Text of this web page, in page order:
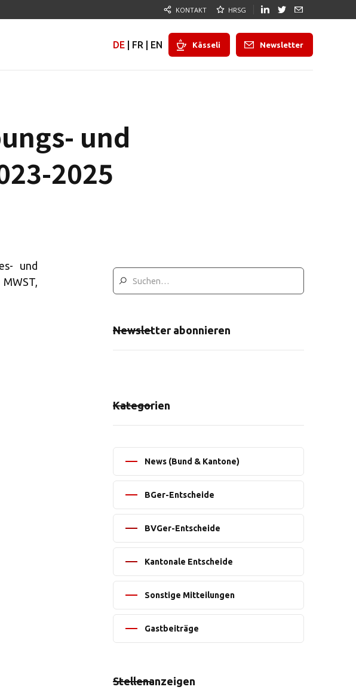
KONTAKT HRSG
DE FR EN Kässeli Newsletter
und
2025
und
Newsletter abonnieren
Kategorien
News (Bund & Kantone)
BGer-Entscheide
BVGer-Entscheide
Kantonale Entscheide
Sonstige Mitteilungen
Gastbeiträge
Stellenanzeigen